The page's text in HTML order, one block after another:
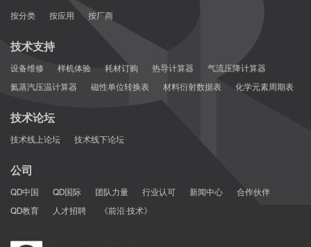
按分类 按应用 按厂商
技术支持
设备维修 样机体验 耗材订购 热导计算器
气流压降计算器
氦蒸汽压温计算器
磁性单位转换表 材料衍射数据表 化学元素周期表
技术论坛
技术线上论坛 技术线下论坛
公司
QD中国 QD国际 团队力量 行业认可 新闻中心
合作伙伴
QD教育
人才招聘 《前沿·技术》